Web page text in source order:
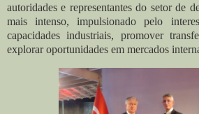
autoridades e representantes do setor de
mais intenso, impulsionado pelo
capacidades industriais, promover
explorar oportunidades em mercados